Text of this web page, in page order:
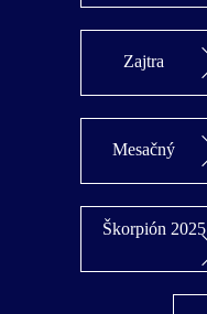
Zajtra
Mesačný
Škorpión 2025